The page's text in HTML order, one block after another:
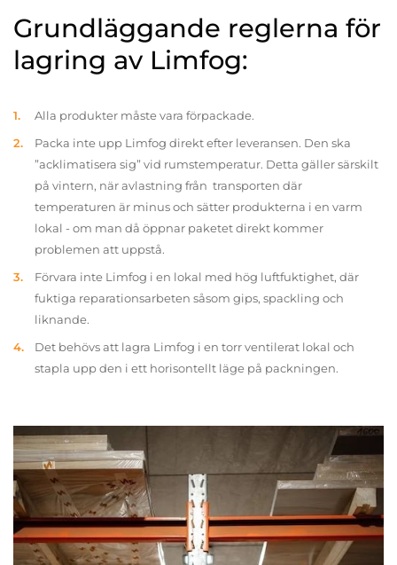
Grundläggande reglerna för
lagring av Limfog:
Alla produkter måste vara förpackade.
Packa inte upp Limfog direkt efter leveransen. Den ska
”acklimatisera sig” vid rumstemperatur. Detta gäller särskilt
på vintern, när avlastning från transporten där
temperaturen är minus och sätter produkterna i en varm
lokal - om man då öppnar paketet direkt kommer
problemen att uppstå.
Förvara inte Limfog i en lokal med hög luftfuktighet, där
fuktiga reparationsarbeten såsom gips, spackling och
liknande.
Det behövs att lagra Limfog i en torr ventilerat lokal och
stapla upp den i ett horisontellt läge på packningen.